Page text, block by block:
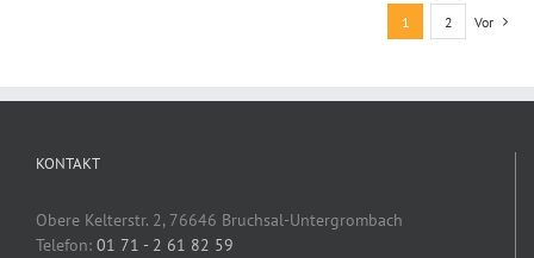
1 2 Vor
KONTAKT
Obere Kelterstr. 2, 76646 Bruchsal-Untergrombach
Telefon: 01 71 - 2 61 82 59